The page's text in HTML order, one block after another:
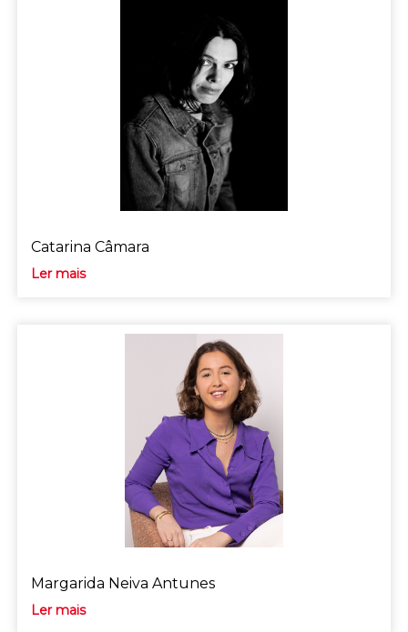
Catarina Câmara
Ler mais
Margarida Neiva Antunes
Ler mais